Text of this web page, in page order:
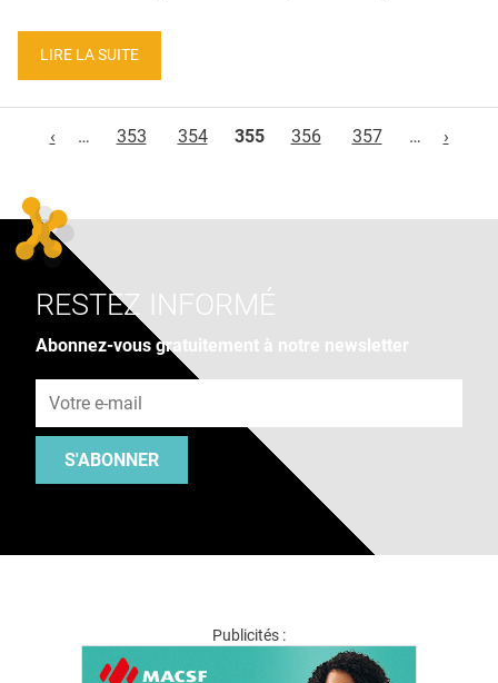
LIRE LA SUITE
‹
… 353 354 355 356 357 … ›
RESTEZ INFORMÉ
Abonnez-vous gratuitement à notre newsletter
S'ABONNER
Publicités :